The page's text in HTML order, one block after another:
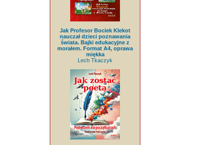
Jak Profesor Bociek Klekot
nauczał dzieci poznawania
świata. Bajki edukacyjne z
morałem. Format A4, oprawa
miękka
Lech Tkaczyk